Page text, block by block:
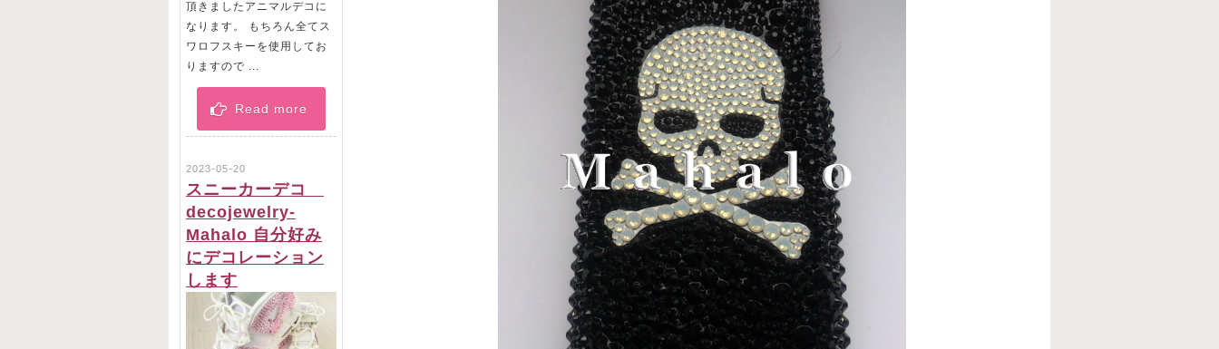
頂きましたアニマルデコに
なります。 もちろん全てス
ワロフスキーを使用してお
りますので ...
Read more
2023-05-20
スニーカーデコ
decojewelry-
Mahalo 自分好み
にデコレーション
します